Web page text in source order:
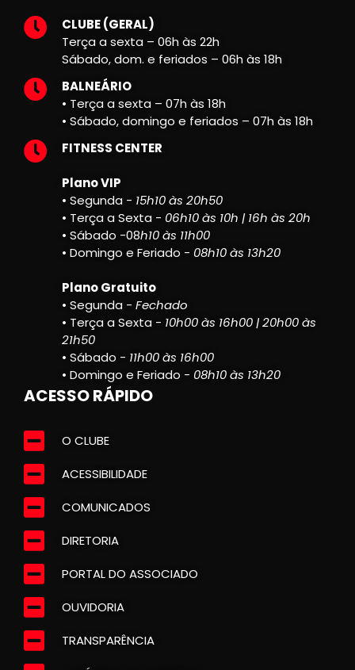
CLUBE (GERAL)
Terça a sexta – 06h às 22h
Sábado, dom. e feriados – 06h às 18h
BALNEÁRIO
• Terça a sexta – 07h às 18h
• Sábado, domingo e feriados – 07h às 18h
FITNESS CENTER
Plano VIP
• Segunda - 15h10 às 20h50
• Terça a Sexta - 06h10 às 10h | 16h às 20h
• Sábado -08h10 às 11h00
• Domingo e Feriado - 08h10 às 13h20
Plano Gratuito
• Segunda - Fechado
• Terça a Sexta - 10h00 às 16h00 | 20h00 às
21h50
• Sábado - 11h00 às 16h00
• Domingo e Feriado - 08h10 às 13h20
ACESSO RÁPIDO
O CLUBE
ACESSIBILIDADE
COMUNICADOS
DIRETORIA
PORTAL DO ASSOCIADO
OUVIDORIA
TRANSPARÊNCIA